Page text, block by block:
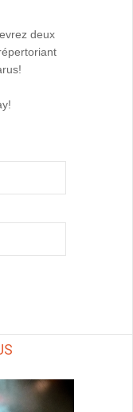
deux